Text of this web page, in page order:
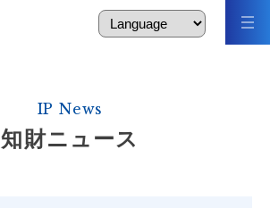
IP News
知財ニュース